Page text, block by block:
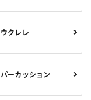
ウクレレ
パーカッション